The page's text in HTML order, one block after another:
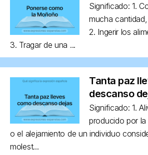
Significado: 1.
mucha
2. Ingerir los
3. Tragar de una ...
Tanta paz
descanso
Significado: 1.
producido por
o el alejamiento de un individuo
molest...